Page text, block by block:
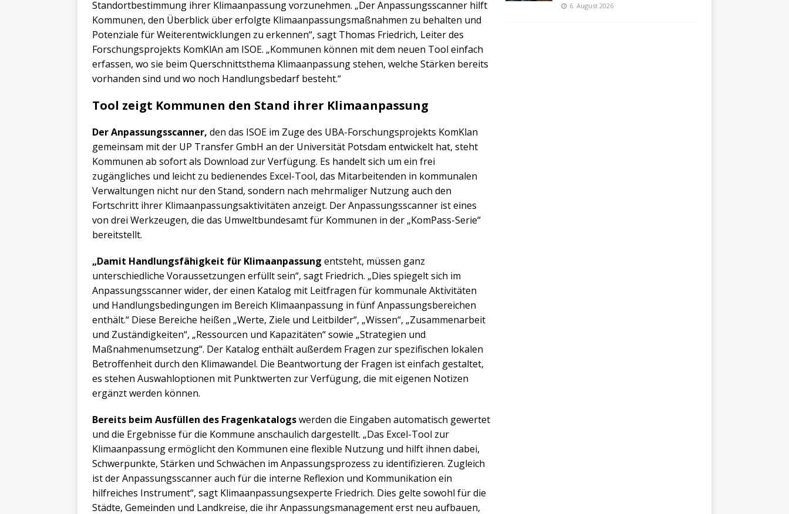
Standortbestimmung ihrer Klimaanpassung vorzunehmen. „Der Anpassungsscanner hilft
Kommunen, den Überblick über erfolgte Klimaanpassungsmaßnahmen zu behalten und
Potenziale für Weiterentwicklungen zu erkennen“, sagt Thomas Friedrich, Leiter des
Forschungsprojekts KomKlAn am ISOE. „Kommunen können mit dem neuen Tool einfach
erfassen, wo sie beim Querschnittsthema Klimaanpassung stehen, welche Stärken bereits
vorhanden sind und wo noch Handlungsbedarf besteht.“
Tool zeigt Kommunen den Stand ihrer Klimaanpassung
Der Anpassungsscanner, den das ISOE im Zuge des UBA-Forschungsprojekts KomKlan
gemeinsam mit der UP Transfer GmbH an der Universität Potsdam entwickelt hat, steht
Kommunen ab sofort als Download zur Verfügung. Es handelt sich um ein frei
zugängliches und leicht zu bedienendes Excel-Tool, das Mitarbeitenden in kommunalen
Verwaltungen nicht nur den Stand, sondern nach mehrmaliger Nutzung auch den
Fortschritt ihrer Klimaanpassungsaktivitäten anzeigt. Der Anpassungsscanner ist eines
von drei Werkzeugen, die das Umweltbundesamt für Kommunen in der „KomPass-Serie“
bereitstellt.
„Damit Handlungsfähigkeit für Klimaanpassung entsteht, müssen ganz
unterschiedliche Voraussetzungen erfüllt sein“, sagt Friedrich. „Dies spiegelt sich im
Anpassungsscanner wider, der einen Katalog mit Leitfragen für kommunale Aktivitäten
und Handlungsbedingungen im Bereich Klimaanpassung in fünf Anpassungsbereichen
enthält.“ Diese Bereiche heißen „Werte, Ziele und Leitbilder“, „Wissen“, „Zusammenarbeit
und Zuständigkeiten“, „Ressourcen und Kapazitäten“ sowie „Strategien und
Maßnahmenumsetzung“. Der Katalog enthält außerdem Fragen zur spezifischen lokalen
Betroffenheit durch den Klimawandel. Die Beantwortung der Fragen ist einfach gestaltet,
es stehen Auswahloptionen mit Punktwerten zur Verfügung, die mit eigenen Notizen
ergänzt werden können.
Bereits beim Ausfüllen des Fragenkatalogswerden die Eingaben automatisch gewertet
und die Ergebnisse für die Kommune anschaulich dargestellt. „Das Excel-Tool zur
Klimaanpassung ermöglicht den Kommunen eine flexible Nutzung und hilft ihnen dabei,
Schwerpunkte, Stärken und Schwächen im Anpassungsprozess zu identifizieren. Zugleich
ist der Anpassungsscanner auch für die interne Reflexion und Kommunikation ein
hilfreiches Instrument“, sagt Klimaanpassungsexperte Friedrich. Dies gelte sowohl für die
Städte, Gemeinden und Landkreise, die ihr Anpassungsmanagement erst neu aufbauen,
6. August 2026